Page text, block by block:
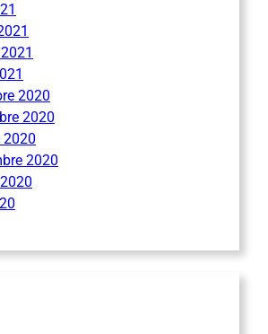
2020
2020
2020
2020